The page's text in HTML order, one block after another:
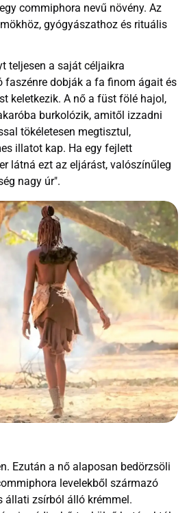
commiphora nevű növény. Az
gyógyászathoz és rituális
teljesen a saját céljaikra
faszénre dobják a fa finom ágait és
keletkezik. A nő a füst fölé hajol,
burkolózik, amitől izzadni
tökéletesen megtisztul,
illatot kap. Ha egy fejlett
látná ezt az eljárást, valószínűleg
nagy úr".
Ezután a nő alaposan bedörzsöli
levelekből származó
állati zsírból álló krémmel.